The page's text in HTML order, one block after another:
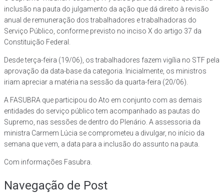
inclusão na pauta do julgamento da ação que dá direito à revisão
anual de remuneração dos trabalhadores e trabalhadoras do
Serviço Público, conforme previsto no inciso X do artigo 37 da
Constituição Federal.
Desde terça-feira (19/06), os trabalhadores fazem vigília no STF pela
aprovação da data-base da categoria. Inicialmente, os ministros
iriam apreciar a matéria na sessão da quarta-feira (20/06).
A FASUBRA que participou do Ato em conjunto com as demais
entidades do serviço público tem acompanhado as pautas do
Supremo, nas sessões de dentro do Plenário. A assessoria da
ministra Carmem Lúcia se comprometeu a divulgar, no início da
semana que vem, a data para a inclusão do assunto na pauta.
Com informações Fasubra.
Navegação de Post